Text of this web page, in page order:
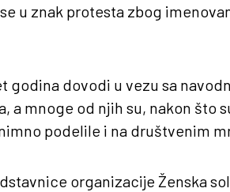
u znak protesta zbog
godina dovodi u vezu sa
a mnoge od njih su, nakon što
podelile i na društvenim
organizacije Ženska